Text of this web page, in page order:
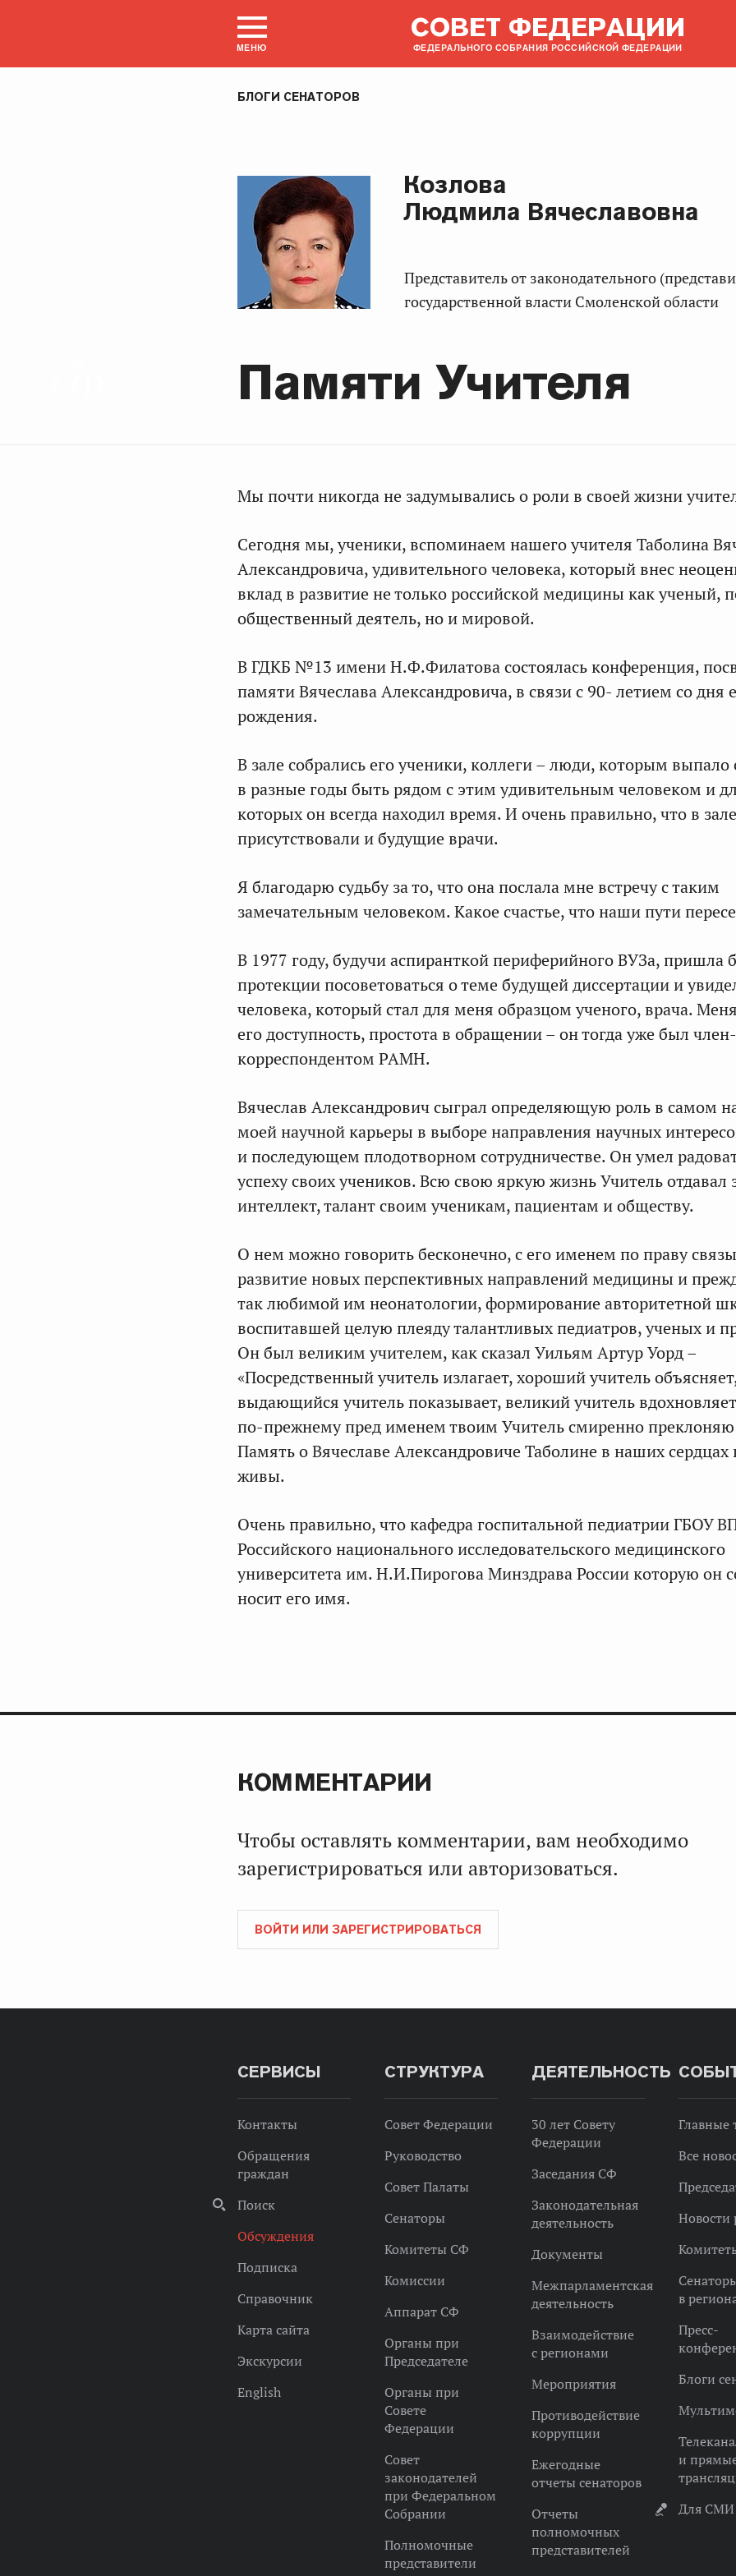
МЕНЮ
СОВЕТ ФЕДЕРАЦИИ
ФЕДЕРАЛЬНОГО СОБРАНИЯ РОССИЙСКОЙ ФЕДЕРАЦИИ
БЛОГИ СЕНАТОРОВ
Козлова
Людмила Вячеславовна
представитель от законодательного (представительного) органа
государственной власти Смоленской области
Памяти Учителя
Мы почти никогда не задумывались о роли в своей жизни
Сегодня мы, ученики, вспоминаем нашего учителя Таболина
Александровича, удивительного человека, который внес
вклад в развитие не только российской медицины как ученый,
общественный деятель, но и мировой.
В ГДКБ №13 имени Н.Ф.Филатова состоялась конференция,
памяти Вячеслава Александровича, в связи с 90- летием со дня
рождения.
В зале собрались его ученики, коллеги – люди, которым выпало
в разные годы быть рядом с этим удивительным человеком и
которых он всегда находил время. И очень правильно, что в зале
присутствовали и будущие врачи.
Я благодарю судьбу за то, что она послала мне встречу с таким
замечательным человеком. Какое счастье, что наши пути
В 1977 году, будучи аспиранткой периферийного ВУЗа, пришла
протекции посоветоваться о теме будущей диссертации и
человека, который стал для меня образцом ученого, врача.
его доступность, простота в обращении – он тогда уже был член-
корреспондентом РАМН.
Вячеслав Александрович сыграл определяющую роль в самом
моей научной карьеры в выборе направления научных
и последующем плодотворном сотрудничестве. Он умел
успеху своих учеников. Всю свою яркую жизнь Учитель отдавал
интеллект, талант своим ученикам, пациентам и обществу.
О нем можно говорить бесконечно, с его именем по праву
развитие новых перспективных направлений медицины и
так любимой им неонатологии, формирование авторитетной
воспитавшей целую плеяду талантливых педиатров, ученых и
Он был великим учителем, как сказал Уильям Артур Уорд –
«Посредственный учитель излагает, хороший учитель
выдающийся учитель показывает, великий учитель
по‑прежнему пред именем твоим Учитель смиренно
Память о Вячеславе Александровиче Таболине в наших
живы.
Очень правильно, что кафедра госпитальной педиатрии ГБОУ
Российского национального исследовательского медицинского
университета им. Н.И.Пирогова Минздрава России которую он
носит его имя.
КОММЕНТАРИИ
Чтобы оставлять комментарии, вам необходимо
зарегистрироваться или авторизоваться.
ВОЙТИ ИЛИ ЗАРЕГИСТРИРОВАТЬСЯ
СЕРВИСЫ
Контакты
Обращения
граждан
Поиск
Обсуждения
Подписка
Справочник
Карта сайта
Экскурсии
English
СТРУКТУРА
Совет Федерации
Руководство
Совет Палаты
Сенаторы
Комитеты СФ
Комиссии
Аппарат СФ
Органы при
Председателе
Органы при
Совете
Федерации
Совет
законодателей
при Федеральном
Собрании
Полномочные
представители
ДЕЯТЕЛЬНОСТЬ
30 лет Совету
Федерации
Заседания СФ
Законодательная
деятельность
Документы
Межпарламентская
деятельность
Взаимодействие
с регионами
Мероприятия
Противодействие
коррупции
Ежегодные
отчеты сенаторов
Отчеты
полномочных
представителей
Главные
Все
Новости
в
Пресс-
Блоги
и
Для СМИ